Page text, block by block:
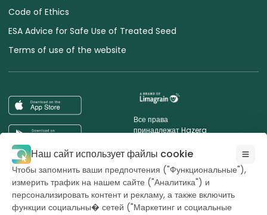
Code of Ethics
ESA Advice for Safe Use of Treated Seed
Terms of use of the website
Все права
принадлежат Hazera
Хотите остаться в курсе?
Наш сайт использует файлы cookie
Чтобы запомнить ваши предпочтения ("Функциональные"),
измерить трафик на нашем сайте ("Аналитика") и
персонализировать контент и рекламу, а также включить
функции социальны� сетей ("Маркетинг и социальные